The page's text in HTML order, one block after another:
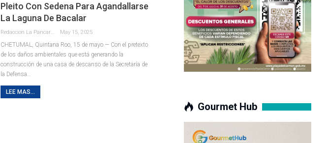
Pleito Con Sedena Para Agandallarse
La Laguna De Bacalar
May 15, 2025
CHETUMAL, Quintana Roo, 15 de mayo.— Con el pretexto
de los daños ambientales que está generando la
construcción de una casa de descanso de la Secretaría de
la Defensa
LEE MAS...
Gourmet Hub